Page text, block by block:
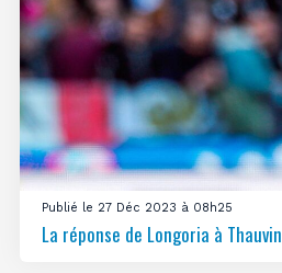
Publié le 27 Déc 2023 à 08h25
La réponse de Longoria à Thauvin